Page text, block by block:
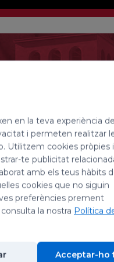
de
la festivitat de
Bonifàcia Rodríguez,
prevere
Caleruega, un poblet de
de vida cristiana,
el seu bisbe en
en la teva experiència de
i permeten realitzar
Utilitzem cookies pròpies
te publicitat
amb els teus hàbits
cookies que no siguin
preferències prement
la nostra Política
Acceptar-ho